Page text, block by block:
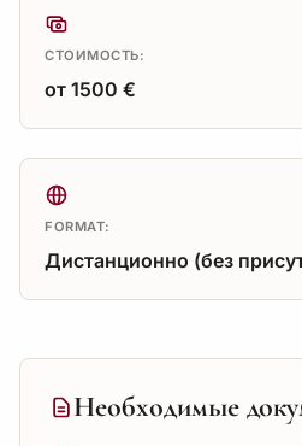
СТОИМОСТЬ:
от 1500 €
FORMAT:
Дистанционно (без
Необходимые